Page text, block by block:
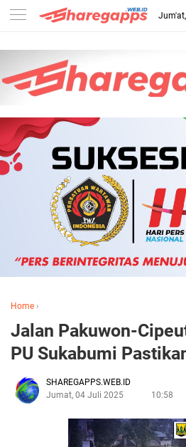
Home ›
Jalan Pakuwon-
PU Sukabumi
SHAREGAPPS.WEB.ID
Jumat, 04 Juli 2025
10:58